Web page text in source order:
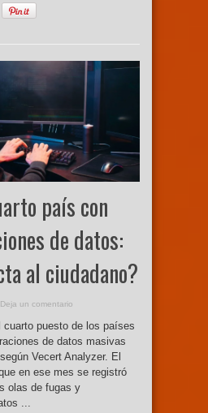
país con
de datos:
al ciudadano?
Deja un comentario
cuarto puesto de los países
de datos masivas
Vecert Analyzer. El
en ese mes se registró
olas de fugas y
...